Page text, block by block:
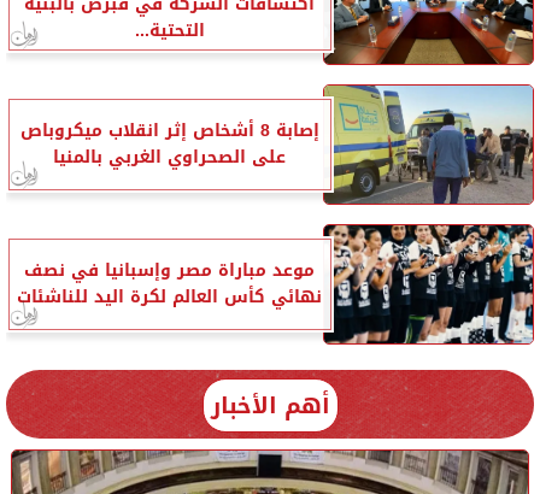
التحتية...
إصابة 8 أشخاص إثر انقلاب ميكروباص
على الصحراوي الغربي بالمنيا
موعد مباراة مصر وإسبانيا في نصف
نهائي كأس العالم لكرة اليد للناشئات
أهم الأخبار